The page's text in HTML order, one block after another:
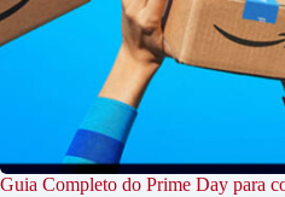
Guia Completo do Prime Day para